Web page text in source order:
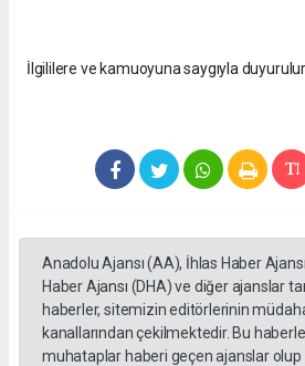
İlgililere ve kamuoyuna
Anadolu Ajansı (AA), İhlas Haber
Haber Ajansı (DHA) ve diğer ajanslar
haberler, sitemizin editörlerinin
kanallarından çekilmektedir. Bu
muhataplar haberi geçen ajanslar